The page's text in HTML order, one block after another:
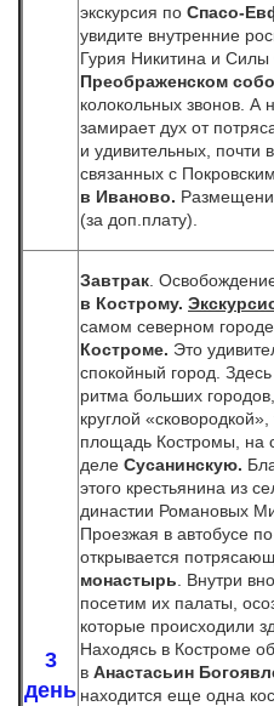
экскурсия по Спасо-
увидите внутренние
Гурия Никитина и
Преображенском
колокольных звонов. А
замирает дух от
и удивительных, почти
связанных с
в Иваново.
(за доп.плату).
3
день
Завтрак .
в Кострому.
самом северном
Костроме. Это
спокойный город.
ритма больших
круглой
площадь Костромы, на
деле Сусанинскую.
этого крестьянина из
династии Романовых
Проезжая в автобусе
открывается
монастырь . Внутри
посетим их палаты,
которые происходили
Находясь в Костроме
в Анастасьин
находится еще одна